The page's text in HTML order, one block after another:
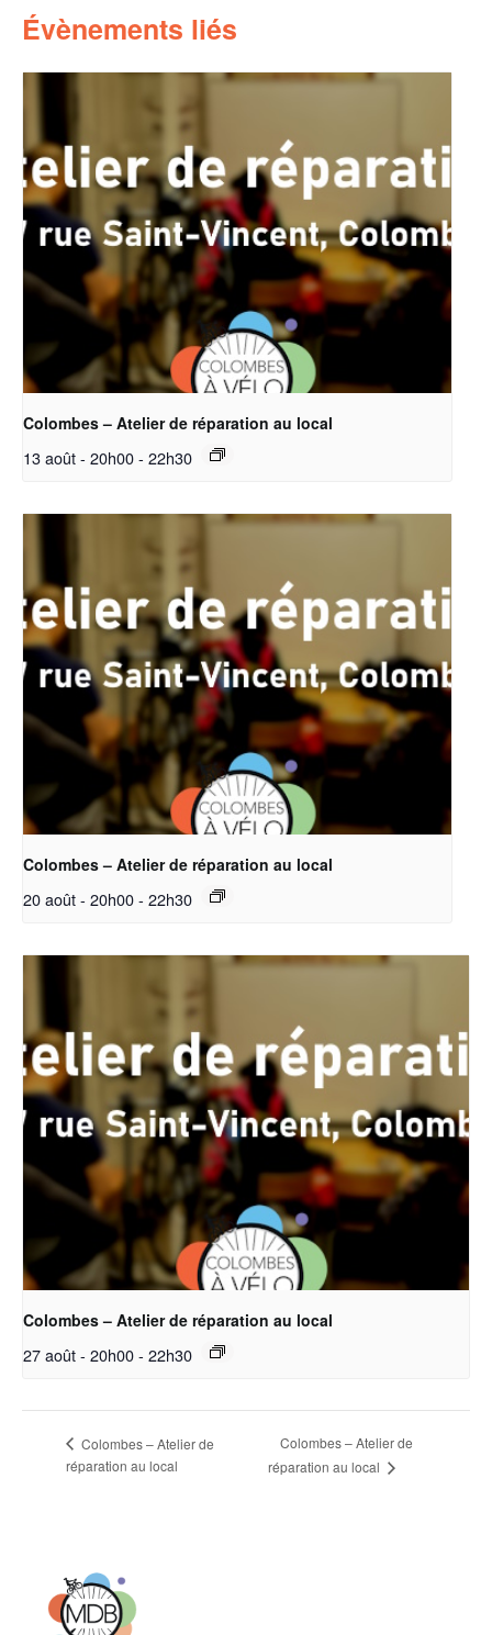
Évènements liés
Colombes – Atelier de réparation au local
13 août - 20h00- 22h30
Colombes – Atelier de réparation au local
20 août - 20h00- 22h30
Colombes – Atelier de réparation au local
27 août - 20h00- 22h30
Colombes – Atelier de
réparation au local
Colombes – Atelier de
réparation au local